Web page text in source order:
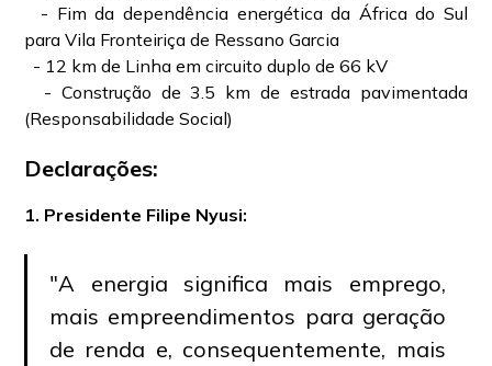
- Fim da dependência energética da África do Sul
para Vila Fronteiriça de Ressano Garcia
- 12 km de Linha em circuito duplo de 66 kV
- Construção de 3.5 km de estrada pavimentada
(Responsabilidade Social)
Declarações:
1. Presidente Filipe Nyusi:
"A energia significa mais emprego,
mais empreendimentos para geração
de renda e, consequentemente, mais